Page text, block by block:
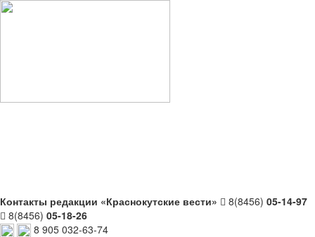
Контакты редакции «Краснокутские вести» 8(8456) 05-14-97
8(8456) 05-18-26
8 905 032-63-74